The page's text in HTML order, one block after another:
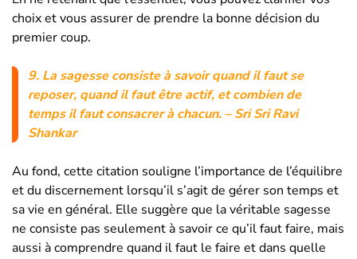
choix et vous assurer de prendre la bonne décision du
premier coup.
9. La sagesse consiste à savoir quand il faut se
reposer, quand il faut être actif, et combien de
temps il faut consacrer à chacun. – Sri Sri Ravi
Shankar
Au fond, cette citation souligne l’importance de l’équilibre
et du discernement lorsqu’il s’agit de gérer son temps et
sa vie en général. Elle suggère que la véritable sagesse
ne consiste pas seulement à savoir ce qu’il faut faire, mais
aussi à comprendre quand il faut le faire et dans quelle